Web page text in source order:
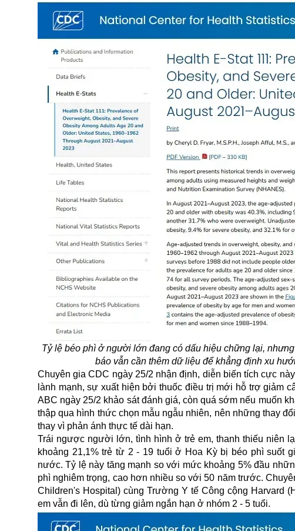
Tỷ lệ béo phì ở người lớn đang có dấu hiệu chững lại,
báo vẫn cần thêm dữ liệu để khẳng định xu
Chuyên gia CDC ngày 25/2 nhận định, diễn biến tích cực
lành mạnh, sự xuất hiện bởi thuốc điều trị mới hỗ trợ giảm
ABC ngày 25/2 khảo sát đánh giá, còn quá sớm nếu muốn
thập qua hình thức chọn mẫu ngẫu nhiên, nên những thay
thay vì phản ánh thực tế dài hạn.
Trái ngược người lớn, tình hình ở trẻ em, thanh thiếu niên
khoảng 21,1% trẻ từ 2 - 19 tuổi ở Hoa Kỳ bị béo phì suốt
nước. Tỷ lệ này tăng mạnh so với mức khoảng 5% đầu
phì nghiêm trọng, cao hơn nhiều so với 50 năm trước.
Children's Hospital) cùng Trường Y tế Công cộng Harvard
em vẫn đi lên, dù từng giảm ngắn hạn ở nhóm 2 - 5 tuổi.